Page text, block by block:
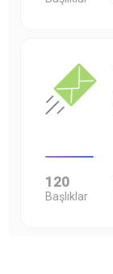
120
Başlıklar